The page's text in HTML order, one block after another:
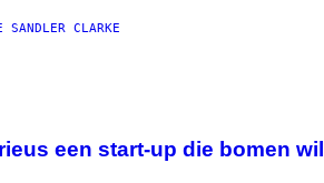
SANDLER CLARKE
een start-up die bomen